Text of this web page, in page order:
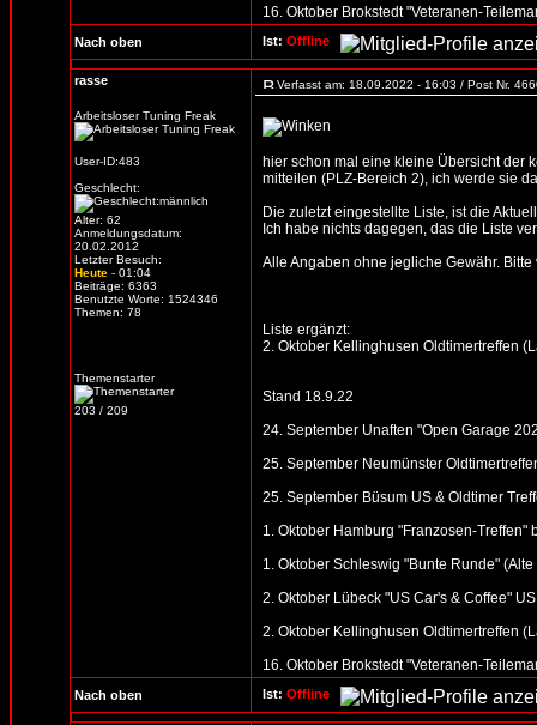
16. Oktober Brokstedt "Veteranen-
Nach oben Ist: Offline
rasse
Arbeitsloser Tuning Freak
User-ID:483
Geschlecht:
Alter: 62
Anmeldungsdatum:
20.02.2012
Letzter Besuch:
Heute - 01:04
Beiträge: 6363
Benutzte Worte: 1524346
Themen: 78
Themenstarter
203 / 209
Verfasst am: 18.09.2022 - 16:03 / Post Nr.
hier schon mal eine kleine Übersicht der
mitteilen (PLZ-Bereich 2), ich werde sie
Die zuletzt eingestellte Liste, ist die
Ich habe nichts dagegen, das die Liste
Alle Angaben ohne jegliche Gewähr.
Liste ergänzt:
2. Oktober Kellinghusen Oldtimertreffen
Stand 18.9.22
24. September Unaften "Open Garage
25. September Neumünster
25. September Büsum US & Oldtimer
1. Oktober Hamburg "Franzosen-
1. Oktober Schleswig "Bunte Runde"
2. Oktober Lübeck "US Car's & Coffee"
2. Oktober Kellinghusen Oldtimertreffen
16. Oktober Brokstedt "Veteranen-
Nach oben Ist: Offline